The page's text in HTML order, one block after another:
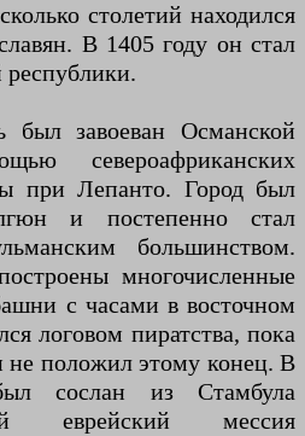
столетий находился
В 1405 году он стал
завоеван Османской
североафриканских
при Лепанто. Город был
и постепенно стал
большинством.
многочисленные
с часами в восточном
логовом пиратства, пока
положил этому конец. В
сослан из Стамбула
еврейский мессия